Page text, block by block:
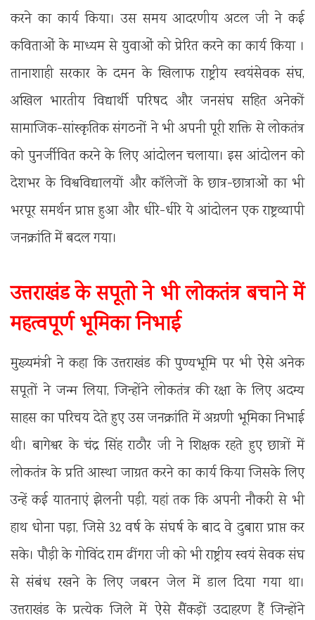
करने का कार्य किया। उस समय आदरणीय अटल जी ने कई
कविताओं के माध्यम से युवाओं को प्रेरित करने का कार्य किया ।
तानाशाही सरकार के दमन के खिलाफ राष्ट्रीय स्वयंसेवक संघ,
अखिल भारतीय विद्यार्थी परिषद और जनसंघ सहित अनेकों
सामाजिक-सांस्कृतिक संगठनों ने भी अपनी पूरी शक्ति से लोकतंत्र
को पुनर्जीवित करने के लिए आंदोलन चलाया। इस आंदोलन को
देशभर के विश्वविद्यालयों और कॉलेजों के छात्र-छात्राओं का भी
भरपूर समर्थन प्राप्त हुआ और धीरे-धीरे ये आंदोलन एक राष्ट्रव्यापी
जनक्रांति में बदल गया।
उत्तराखंड के सपूतो ने भी लोकतंत्र बचाने में
महत्वपूर्ण भूमिका निभाई
मुख्यमंत्री ने कहा कि उत्तराखंड की पुण्यभूमि पर भी ऐसे अनेक
सपूतों ने जन्म लिया, जिन्होंने लोकतंत्र की रक्षा के लिए अदम्य
साहस का परिचय देते हुए उस जनक्रांति में अग्रणी भूमिका निभाई
थी। बागेश्वर के चंद्र सिंह राठौर जी ने शिक्षक रहते हुए छात्रों में
लोकतंत्र के प्रति आस्था जाग्रत करने का कार्य किया जिसके लिए
उन्हें कई यातनाएं झेलनी पड़ी, यहां तक कि अपनी नौकरी से भी
हाथ धोना पड़ा, जिसे 32 वर्ष के संघर्ष के बाद वे दुबारा प्राप्त कर
सके। पौड़ी के गोविंद राम ढींगरा जी को भी राष्ट्रीय स्वयं सेवक संघ
से संबंध रखने के लिए जबरन जेल में डाल दिया गया था।
उत्तराखंड के प्रत्येक जिले में ऐसे सैंकड़ों उदाहरण हैं जिन्होंने